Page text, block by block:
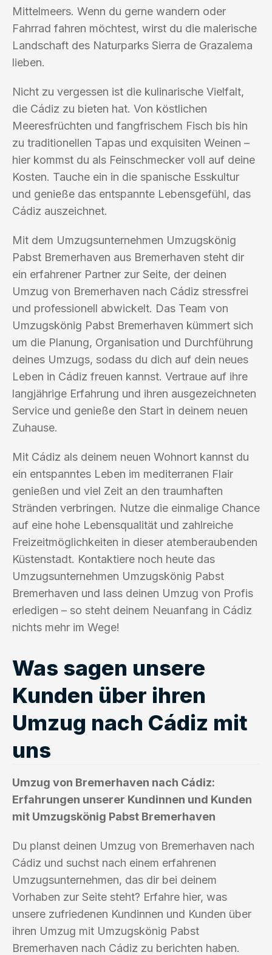
Mittelmeers. Wenn du gerne wandern oder
Fahrrad fahren möchtest, wirst du die malerische
Landschaft des Naturparks Sierra de Grazalema
lieben.
Nicht zu vergessen ist die kulinarische Vielfalt,
die Cádiz zu bieten hat. Von köstlichen
Meeresfrüchten und fangfrischem Fisch bis hin
zu traditionellen Tapas und exquisiten Weinen –
hier kommst du als Feinschmecker voll auf deine
Kosten. Tauche ein in die spanische Esskultur
und genieße das entspannte Lebensgefühl, das
Cádiz auszeichnet.
Mit dem Umzugsunternehmen Umzugskönig
Pabst Bremerhaven aus Bremerhaven steht dir
ein erfahrener Partner zur Seite, der deinen
Umzug von Bremerhaven nach Cádiz stressfrei
und professionell abwickelt. Das Team von
Umzugskönig Pabst Bremerhaven kümmert sich
um die Planung, Organisation und Durchführung
deines Umzugs, sodass du dich auf dein neues
Leben in Cádiz freuen kannst. Vertraue auf ihre
langjährige Erfahrung und ihren ausgezeichneten
Service und genieße den Start in deinem neuen
Zuhause.
Mit Cádiz als deinem neuen Wohnort kannst du
ein entspanntes Leben im mediterranen Flair
genießen und viel Zeit an den traumhaften
Stränden verbringen. Nutze die einmalige Chance
auf eine hohe Lebensqualität und zahlreiche
Freizeitmöglichkeiten in dieser atemberaubenden
Küstenstadt. Kontaktiere noch heute das
Umzugsunternehmen Umzugskönig Pabst
Bremerhaven und lass deinen Umzug von Profis
erledigen – so steht deinem Neuanfang in Cádiz
nichts mehr im Wege!
Was sagen unsere
Kunden über ihren
Umzug nach Cádiz mit
uns
Umzug von Bremerhaven nach Cádiz:
Erfahrungen unserer Kundinnen und Kunden
mit Umzugskönig Pabst Bremerhaven
Du planst deinen Umzug von Bremerhaven nach
Cádiz und suchst nach einem erfahrenen
Umzugsunternehmen, das dir bei deinem
Vorhaben zur Seite steht? Erfahre hier, was
unsere zufriedenen Kundinnen und Kunden über
ihren Umzug mit Umzugskönig Pabst
Bremerhaven nach Cádiz zu berichten haben.